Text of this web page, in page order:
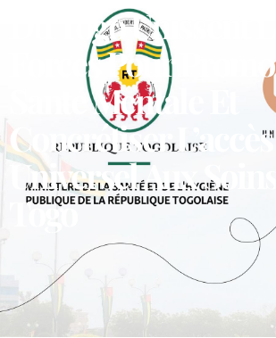
Du Togo Unissent
Forces Pour
Santé Mentale Et
Concrétiser L’accès
Universel Aux
Togo